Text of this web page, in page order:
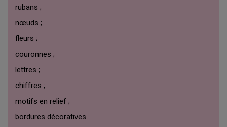
rubans ;
nœuds ;
fleurs ;
couronnes ;
lettres ;
chiffres ;
motifs en relief ;
bordures décoratives.